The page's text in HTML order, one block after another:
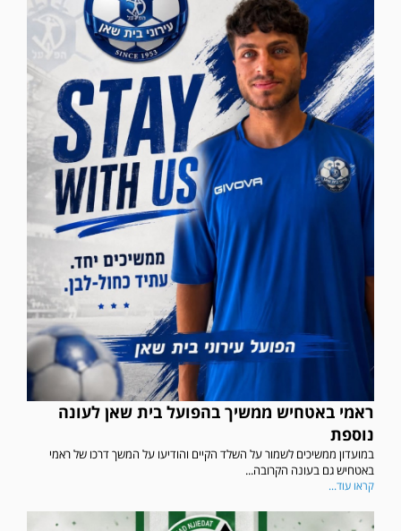
ראמי באטחיש ממשיך בהפועל בית שאן לעונה
נוספת
במועדון ממשיכים לשמור על השלד הקיים והודיעו על המשך דרכו של ראמי
באטחיש גם בעונה הקרובה...
קראו עוד...